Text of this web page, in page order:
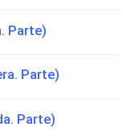
Parte)
Parte)
Parte)